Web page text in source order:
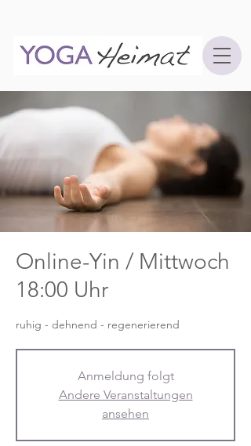
Online-Yin / Mittwoch
18:00 Uhr
ruhig - dehnend - regenerierend
Anmeldung folgt
Andere Veranstaltungen
ansehen